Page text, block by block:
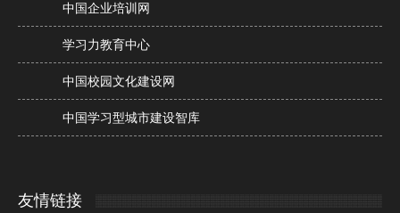
中国企业培训网
学习力教育中心
中国校园文化建设网
中国学习型城市建设智库
友情链接